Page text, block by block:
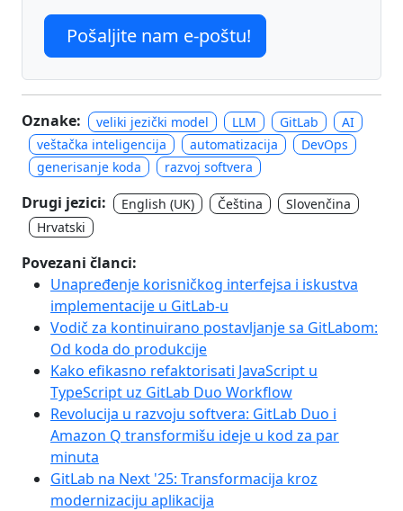
Pošaljite nam e-poštu!
Oznake: veliki jezički model LLM GitLab
AI
veštačka inteligencija
automatizacija
DevOps
generisanje koda
razvoj softvera
Drugi jezici: English (UK) Čeština
Slovenčina
Hrvatski
Povezani članci:
Unapređenje korisničkog interfejsa i iskustva
implementacije u GitLab-u
Vodič za kontinuirano postavljanje sa GitLabom:
Od koda do produkcije
Kako efikasno refaktorisati JavaScript u
TypeScript uz GitLab Duo Workflow
Revolucija u razvoju softvera: GitLab Duo i
Amazon Q transformišu ideje u kod za par
minuta
GitLab na Next '25: Transformacija kroz
modernizaciju aplikacija